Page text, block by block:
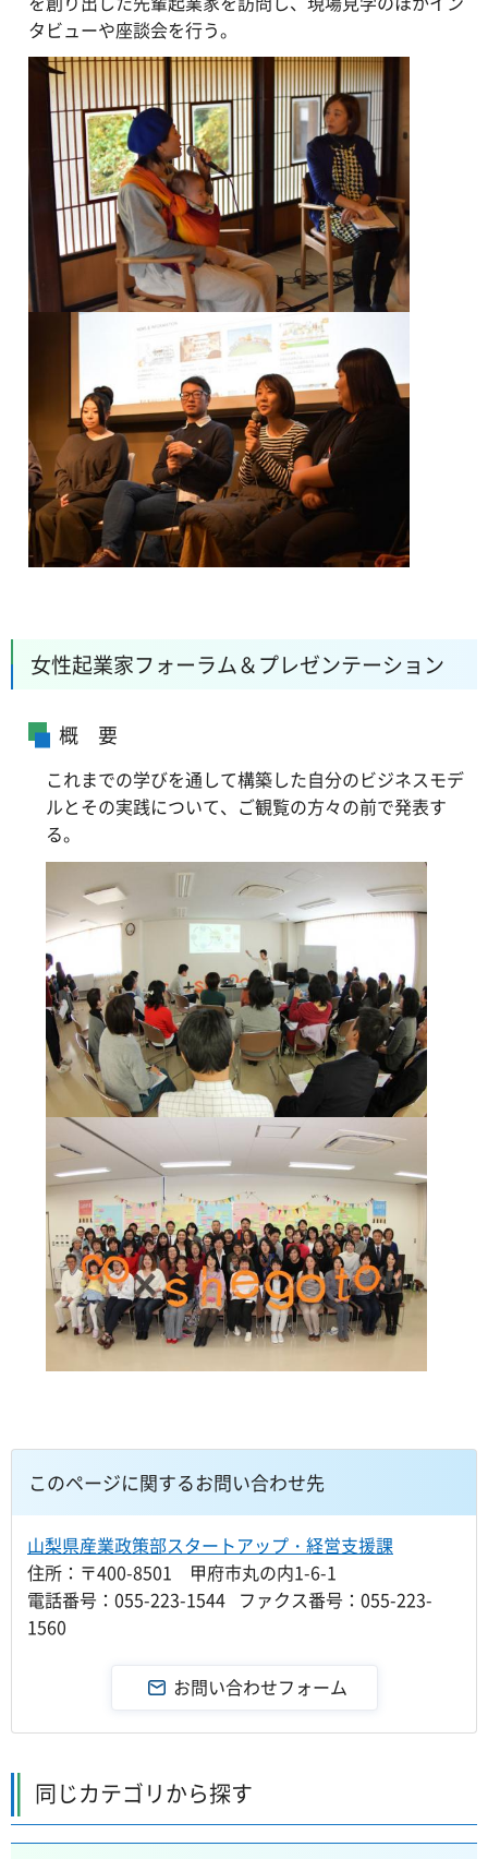
タビューや座談会を行う。
女性起業家フォーラム＆プレゼンテーション
概 要
これまでの学びを通して構築した自分のビジネスモデ
ルとその実践について、ご観覧の方々の前で発表す
る。
このページに関するお問い合わせ先
山梨県産業政策部スタートアップ・経営支援課
住所：〒400-8501 甲府市丸の内1-6-1
電話番号：055-223-1544 ファクス番号：055-223-
1560
同じカテゴリから探す